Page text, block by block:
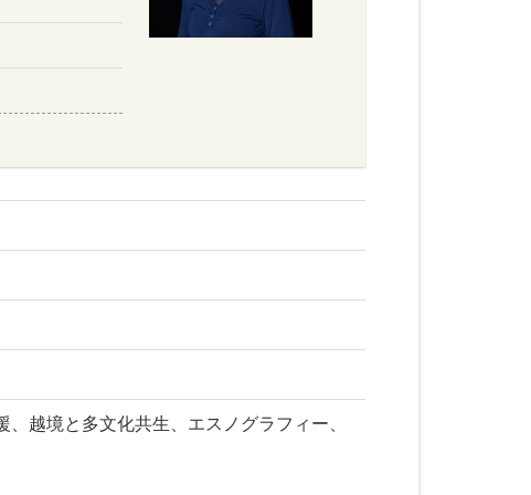
越境と多文化共生、エスノグラフィー、